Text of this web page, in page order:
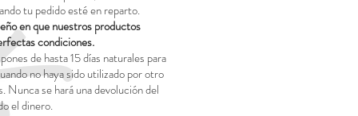
tu pedido esté en reparto.
en que nuestros productos
condiciones.
de hasta 15 días naturales para
no haya sido utilizado por otro
Nunca se hará una devolución del
el dinero.